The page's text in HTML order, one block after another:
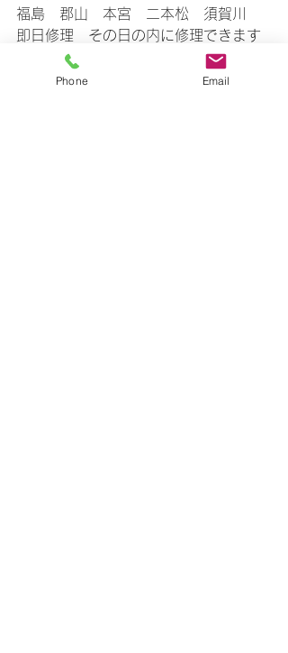
福島　郡山　本宮　二本松　須賀川
即日修理　その日の内に修理できます
お気軽にお問い合わせください
▼△▼△▼△▼△▼△▼△▼△▼△▼
Phone Email